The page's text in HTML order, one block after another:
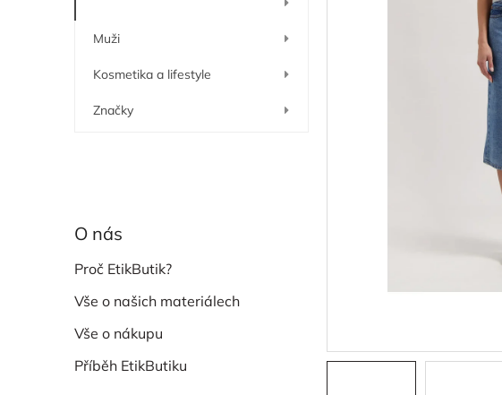
a
Muži
Kosmetika a lifestyle
Značky
O nás
Proč EtikButik?
Vše o našich materiálech
Vše o nákupu
Příběh EtikButiku